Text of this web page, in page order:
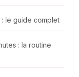
le guide complet
: la routine